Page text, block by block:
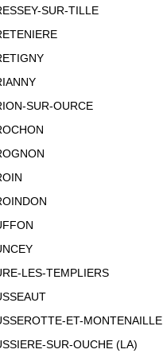
SUR-TILLE
SUR-OURCE
LES-TEMPLIERS
ET-MONTENAILLE
SUR-OUCHE (LA)